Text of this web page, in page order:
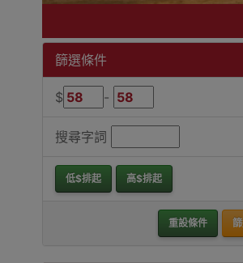
買滿$1000免費送貨，送到港
Outlet Express 生活百貨城
Naturehike防火
篩選條件
$ -
搜尋字詞
低$排起 高$排起
重設條件